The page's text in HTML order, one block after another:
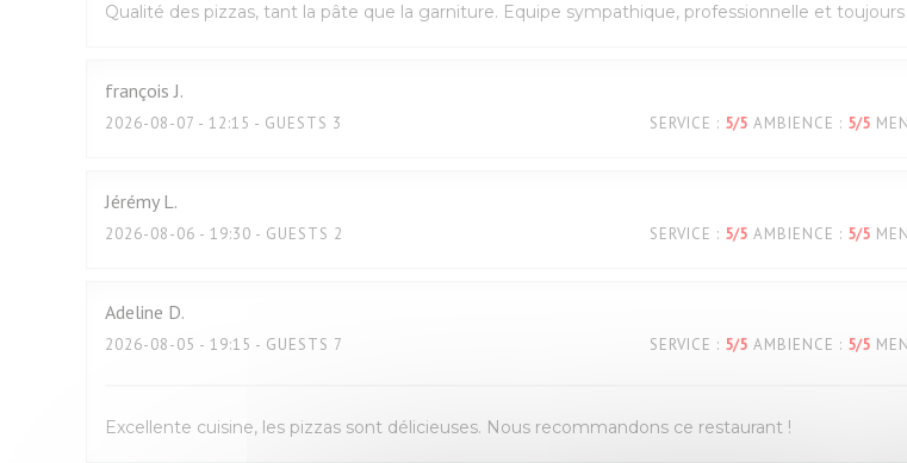
Qualité des pizzas, tant la pâte que la garniture. Equipe sympathique, professionnelle et
françois J
2026-08-07 - 12:15 - GUESTS 3 SERVICE : 5/5 AMBIENCE : 5/5
Jérémy L
2026-08-06 - 19:30 - GUESTS 2 SERVICE : 5/5 AMBIENCE : 5/5
Adeline D
2026-08-05 - 19:15 - GUESTS 7 SERVICE : 5/5 AMBIENCE : 5/5
Excellente cuisine, les pizzas sont délicieuses. Nous recommandons ce restaurant !